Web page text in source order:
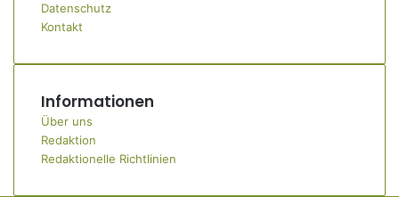
Datenschutz
Kontakt
Informationen
Über uns
Redaktion
Redaktionelle Richtlinien